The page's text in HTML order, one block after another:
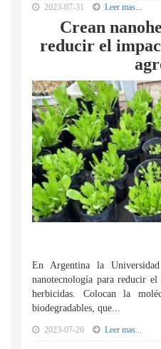
2023-07-31 Leer mas...
Crean
reducir el
En Argentina la
nanotecnología para reducir
herbicidas. Colocan la
biodegradables, que...
2023-07-26 Leer mas...